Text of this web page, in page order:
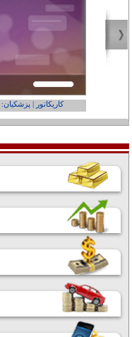
کاریکاتور |